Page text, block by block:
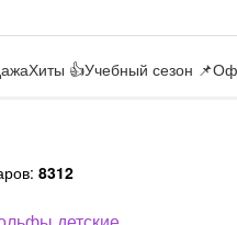
Хиты 👍Учебный сезон 📌
8312